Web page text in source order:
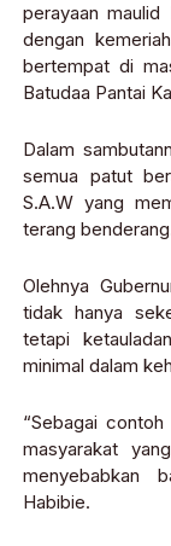
perayaan
dengan
bertempat di
Batudaa Pantai
Dalam
semua patut
S.A.W yang
terang
Olehnya
tidak hanya
tetapi
minimal dalam
“Sebagai
masyarakat
menyebabkan
Habibie.